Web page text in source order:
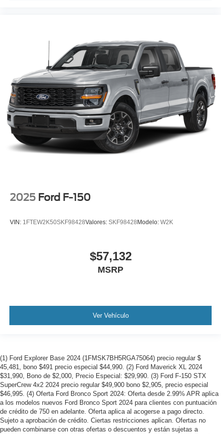
2025 Ford F-150
VIN: 1FTEW2K50SKF98428Valores: SKF98428Modelo: W2K
$57,132
MSRP
Ver Vehículo
(1) Ford Explorer Base 2024 (1FMSK7BH5RGA75064) precio regular $
45,481, bono $491 precio especial $44,990. (2) Ford Maverick XL 2024
$31,990, Bono de $2,000, Precio Especial: $29,990. (3) Ford F-150 STX
SuperCrew 4x2 2024 precio regular $49,900 bono $2,905, precio especial
$46,995. (4) Oferta Ford Bronco Sport 2024: Oferta desde 2.99% APR aplica
a los modelos nuevos Ford Bronco Sport 2024 para clientes con puntuación
de crédito de 750 en adelante. Oferta aplica al acogerse a pago directo.
Sujeto a aprobación de crédito. Ciertas restricciones aplican. Ofertas no
pueden combinarse con otras ofertas o descuentos y están sujetas a